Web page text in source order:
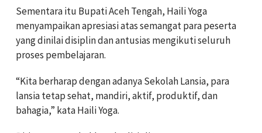
Sementara itu Bupati Aceh Tengah, Haili Yoga
menyampaikan apresiasi atas semangat para peserta
yang dinilai disiplin dan antusias mengikuti seluruh
proses pembelajaran.
“Kita berharap dengan adanya Sekolah Lansia, para
lansia tetap sehat, mandiri, aktif, produktif, dan
bahagia,” kata Haili Yoga.